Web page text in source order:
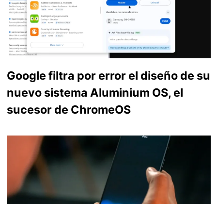
Google filtra por error el diseño de su
nuevo sistema Aluminium OS, el
sucesor de ChromeOS